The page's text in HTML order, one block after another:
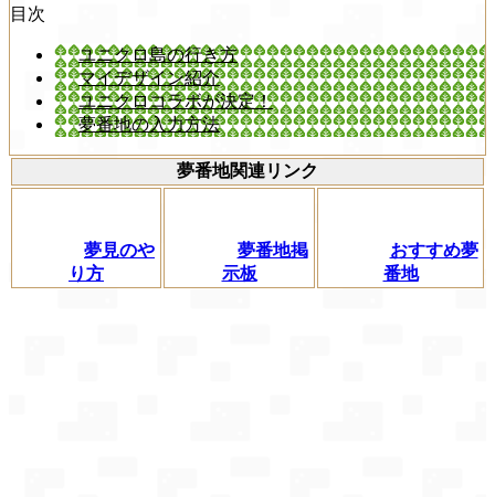
目次
ユニクロ島の行き方
マイデザイン紹介
ユニクロコラボが決定！
夢番地の入力方法
夢番地関連リンク
夢見のや
り方
夢番地掲
示板
おすすめ夢
番地